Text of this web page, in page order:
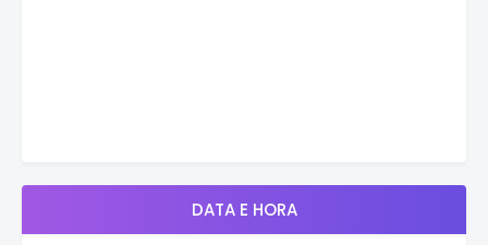
DATA E HORA